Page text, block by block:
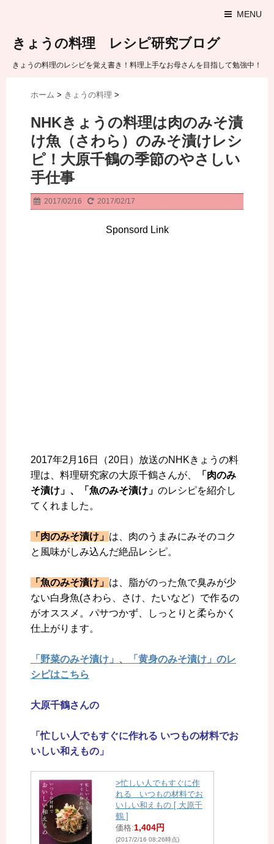
MENU
きょうの料理 レシピ研究ブログ
きょうの料理のレシピを覚え書き！料理上手なお母さんを目指して勉強中！
ホーム > きょうの料理 >
NHKきょうの料理は肉のみそ漬
け魚（さわら）のみそ漬けレシ
ピ！大原千鶴の季節のやさしい
手仕事
2017/02/16 2017/02/17
Sponsord Link
2017年2月16日（20日）放送のNHKきょうの料
理は、料理研究家の大原千鶴さんが、
「肉のみ
そ漬け」、「魚のみそ漬け」 のレシピを紹介し
てくれました。
「肉のみそ漬け」 は、肉のうまみにみそのコク
と風味がしみ込んだ絶品レシピ。
「魚のみそ漬け」 は、脂がのった魚で臭みが少
ない白身魚(さわら、さけ、たいなど）で作るの
がオススメ。パサつかず、しっとりと柔らかく
仕上がります。
「野菜のみそ漬け」、「黄身のみそ漬け」のレ
シピはこちら
大原千鶴さんの
「忙しい人でもすぐに作れる いつもの材料でお
いしい和えもの」
>忙しい人でもすぐに作
れる いつもの材料でお
いしい和えもの [ 大原千
鶴 ]
価格:1,404円
(2017/2/16 08:26時点)